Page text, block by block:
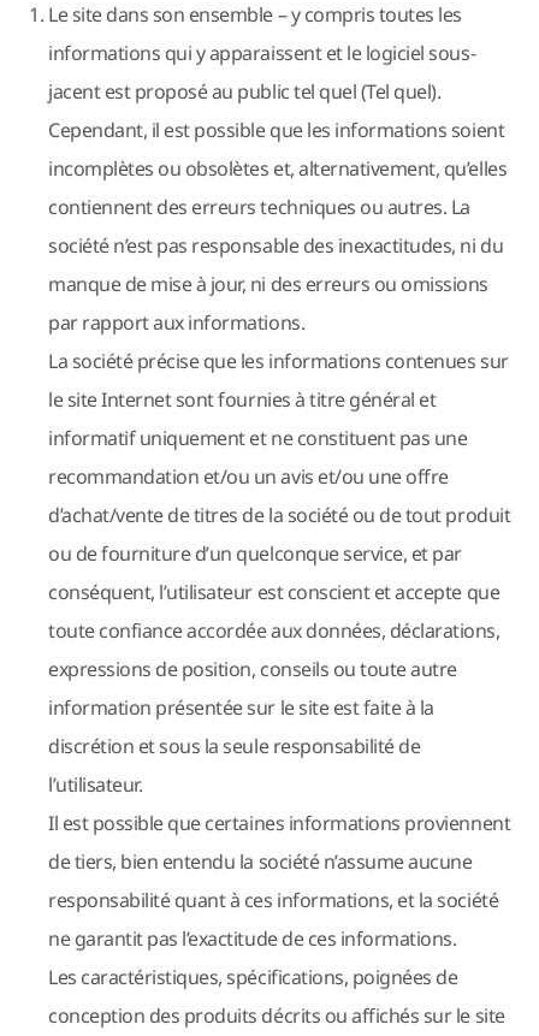
Le site dans son ensemble – y compris toutes les
informations qui y apparaissent et le logiciel sous-
jacent est proposé au public tel quel (Tel quel).
Cependant, il est possible que les informations soient
incomplètes ou obsolètes et, alternativement, qu’elles
contiennent des erreurs techniques ou autres. La
société n’est pas responsable des inexactitudes, ni du
manque de mise à jour, ni des erreurs ou omissions
par rapport aux informations.
La société précise que les informations contenues sur
le site Internet sont fournies à titre général et
informatif uniquement et ne constituent pas une
recommandation et/ou un avis et/ou une offre
d’achat/vente de titres de la société ou de tout produit
ou de fourniture d’un quelconque service, et par
conséquent, l’utilisateur est conscient et accepte que
toute confiance accordée aux données, déclarations,
expressions de position, conseils ou toute autre
information présentée sur le site est faite à la
discrétion et sous la seule responsabilité de
l’utilisateur.
Il est possible que certaines informations proviennent
de tiers, bien entendu la société n’assume aucune
responsabilité quant à ces informations, et la société
ne garantit pas l’exactitude de ces informations.
Les caractéristiques, spécifications, poignées de
conception des produits décrits ou affichés sur le site